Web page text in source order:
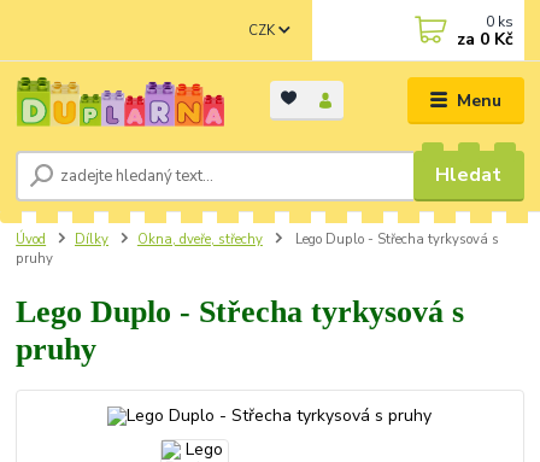
Menu
CZK
Hledat
0 ks
za 0 Kč
Úvod Dílky Okna, dveře, střechy
Lego Duplo - Střecha tyrkysová s
pruhy
Lego Duplo - Střecha tyrkysová s
pruhy